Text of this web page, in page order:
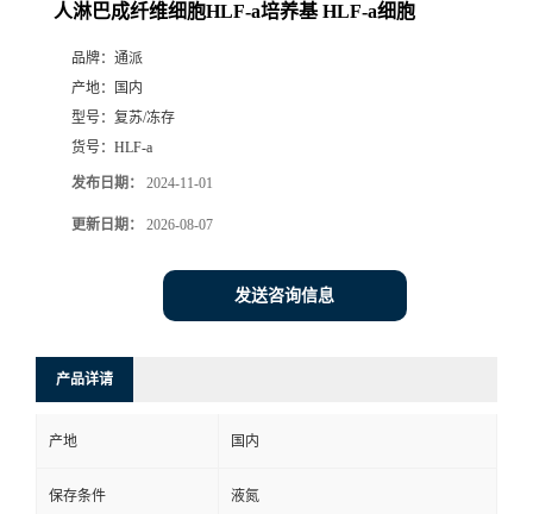
人淋巴成纤维细胞HLF-a培养基 HLF-a细胞
品牌： 通派
产地：
国内
型号： 复苏/冻存
货号： HLF-a
发布日期： 2024-11-01
更新日期： 2026-08-07
发送咨询信息
产品详请
产地 国内
保存条件 液氮